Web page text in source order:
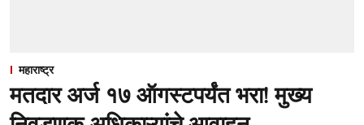
महाराष्ट्र
मतदार अर्ज १७ ऑगस्टपर्यंत भरा! मुख्य